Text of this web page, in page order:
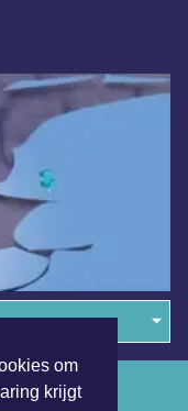
om
krijgt